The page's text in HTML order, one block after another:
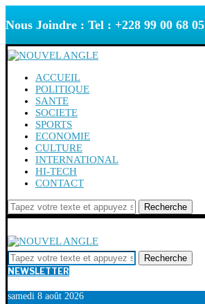
Nous Joindre : Tel : +228 99 00 68 05
ACCUEIL
POLITIQUE
SANTE
SOCIETE
SPORTS
ECONOMIE
CULTURE
INTERNATIONAL
HI-TECH
CONTACT
Recherche
Recherche
NEWSLETTER
samedi 8 août 2026